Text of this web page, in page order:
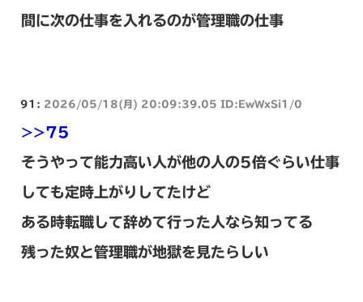
間に次の仕事を入れるのが管理職の仕事
91: 2026/05/18(月) 20:09:39.05 ID:EwWxSi1/0
>>75
そうやって能力高い人が他の人の5倍ぐらい仕事
しても定時上がりしてたけど
ある時転職して辞めて行った人なら知ってる
残った奴と管理職が地獄を見たらしい